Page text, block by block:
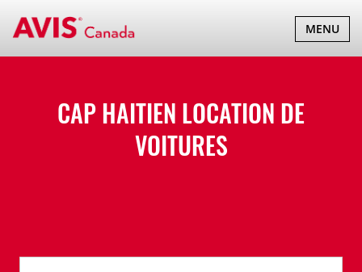
BASCULER
LA
MENU
CAP HAITIEN LOCATION DE
VOITURES